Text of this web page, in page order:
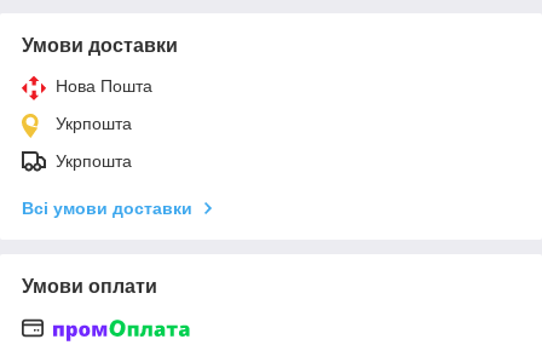
Умови доставки
Нова Пошта
Укрпошта
Укрпошта
Всі умови доставки
Умови оплати